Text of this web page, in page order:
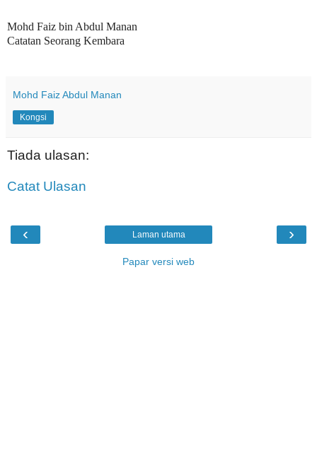
Mohd Faiz bin Abdul Manan
Catatan Seorang Kembara
Mohd Faiz Abdul Manan
Kongsi
Tiada ulasan:
Catat Ulasan
‹ ›
Laman utama
Papar versi web